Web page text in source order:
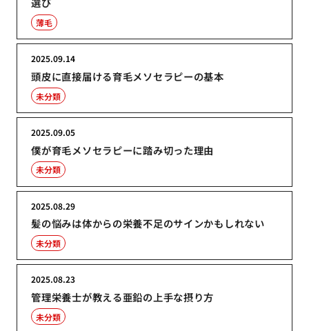
薄毛
頭皮に直接届ける育毛メソセラピーの基本
2025.09.14
未分類
僕が育毛メソセラピーに踏み切った理由
2025.09.05
未分類
髪の悩みは体からの栄養不足のサインかもしれない
2025.08.29
未分類
管理栄養士が教える亜鉛の上手な摂り方
2025.08.23
未分類